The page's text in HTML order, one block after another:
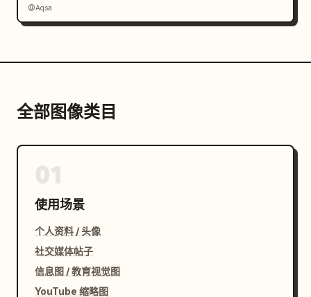
@Aqsa
全部图像类目
使用场景
个人资料 / 头像
社交媒体帖子
信息图 / 教育视觉图
YouTube 缩略图